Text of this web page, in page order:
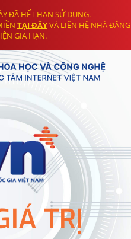
ĐÃ HẾT HẠN SỬ DỤNG.
TẠI ĐÂYVÀ LIÊN HỆ NHÀ ĐĂNG
GIA HẠN.
TRỊ